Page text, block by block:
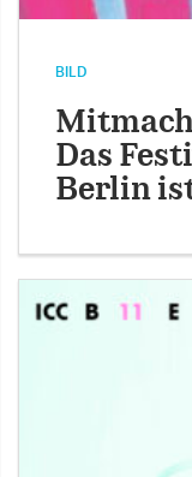
BILD
Das
Berlin